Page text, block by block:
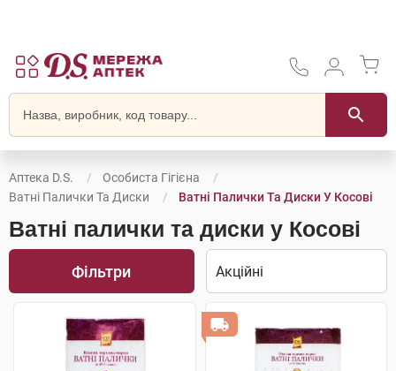
Аптека D.S.
Особиста Гігієна
Ватні Палички Та Диски
Ватні Палички Та Диски У Косові
Ватні палички та диски у Косові
Фільтри